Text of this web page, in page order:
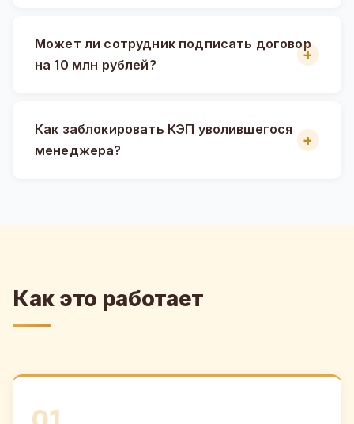
Может ли сотрудник подписать договор
на 10 млн рублей?
Как заблокировать КЭП уволившегося
менеджера?
Как это работает